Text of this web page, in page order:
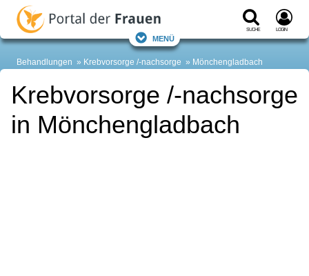
Suche Login
Menü
Behandlungen Krebvorsorge /-nachsorge Mönchengladbach
Krebvorsorge /-nachsorge
in Mönchengladbach